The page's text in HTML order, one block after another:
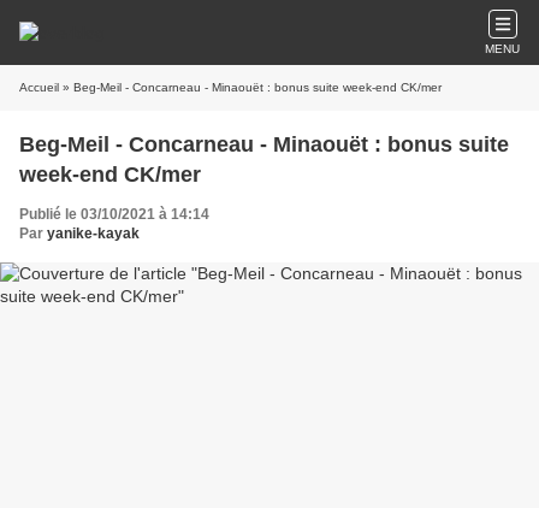
MENU
Accueil » Beg-Meil - Concarneau - Minaouët : bonus suite week-end CK/mer
Beg-Meil - Concarneau - Minaouët : bonus suite
week-end CK/mer
Publié le 03/10/2021 à 14:14
Par yanike-kayak